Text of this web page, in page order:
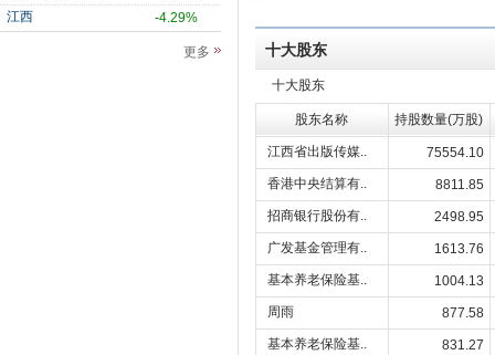
江西
-4.29%
更多 十大股东
十大股东
股东名称 持股数量(万股)
江西省出版传媒..
75554.10
香港中央结算有..
8811.85
招商银行股份有..
2498.95
广发基金管理有..
1613.76
基本养老保险基..
1004.13
周雨
877.58
基本养老保险基..
831.27